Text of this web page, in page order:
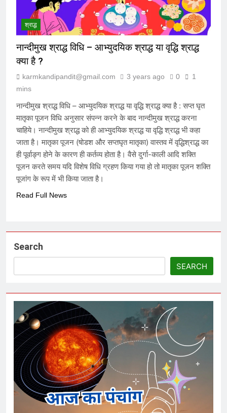
श्राद्ध
नान्दीमुख श्राद्ध विधि – आभ्युदयिक श्राद्ध या वृद्धि श्राद्ध
क्या है ?
karmkandipandit@gmail.com 3 years ago 0
1
mins
नान्दीमुख श्राद्ध विधि – आभ्युदयिक श्राद्ध या वृद्धि श्राद्ध क्या है : सप्त घृत
मातृका पूजन विधि अनुसार संपन्न करने के बाद नान्दीमुख श्राद्ध करना
चाहिये। नान्दीमुख श्राद्ध को ही आभ्युदयिक श्राद्ध या वृद्धि श्राद्ध भी कहा
जाता है। मातृका पूजन (षोडश और सप्तघृत मातृका) वास्तव में वृद्धिश्राद्ध का
ही पूर्वाङ्ग होने के कारण ही कर्तव्य होता है। वैसे दुर्गा-काली आदि शक्ति
पूजन करते समय यदि विशेष विधि ग्रहण किया गया हो तो मातृका पूजन शक्ति
पूजांग के रूप में भी किया जाता है।
Read Full News
Search
SEARCH